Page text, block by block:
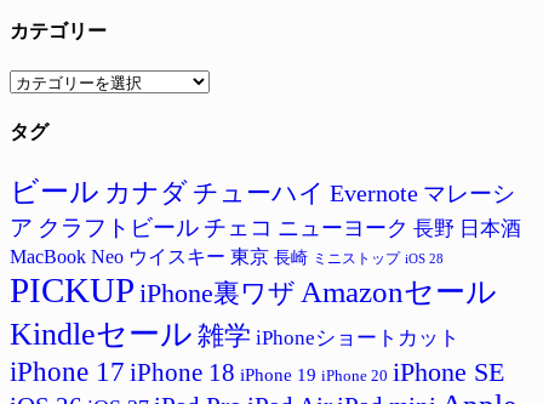
カテゴリー
カ
ゴ
ー
タグ
ビール カナダ チューハイ Evernote マレーシ
ア クラフトビール チェコ ニューヨーク 長野 日本酒
MacBook Neo ウイスキー 東京 長崎 ミニストップ iOS 28
PICKUP iPhone裏ワザ Amazonセール
Kindleセール 雑学 iPhoneショートカット
iPhone 17 iPhone 18 iPhone 19 iPhone 20 iPhone SE